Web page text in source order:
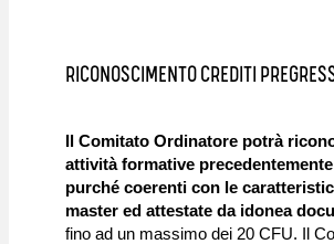
RICONOSCIMENTO CREDITI
Il Comitato Ordinatore potrà
attività formative
purché coerenti con le
master ed attestate da idonea
fino ad un massimo dei 20 CFU. Il